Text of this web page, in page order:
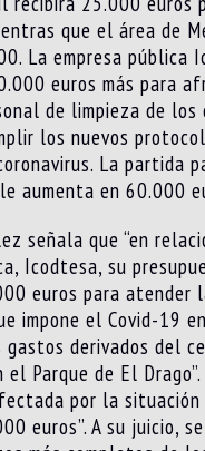
que el área de
La empresa pública
euros más para
de limpieza de los
los nuevos
La partida
aumenta en 60.000
señala que “en
Icodtesa, su
euros para atender
impone el Covid-19
gastos derivados del
Parque de El
por la situación
euros”. A su juicio,